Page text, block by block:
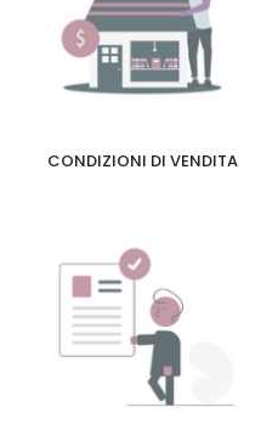
CONDIZIONI DI VENDITA